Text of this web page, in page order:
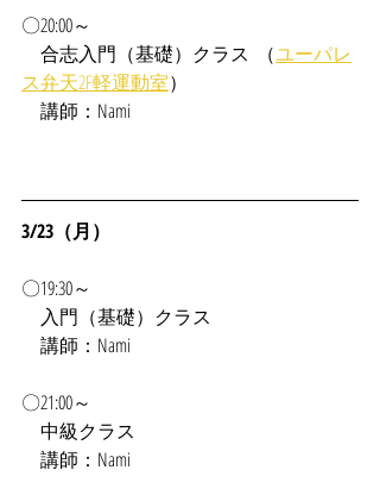
〇20:00～
合志入門（基礎）クラス  （ユーパレ
ス弁天2F軽運動室）
講師：Nami
3/23（月）
〇19:30～
入門（基礎）クラス
講師：Nami
〇21:00～
中級クラス
講師：Nami